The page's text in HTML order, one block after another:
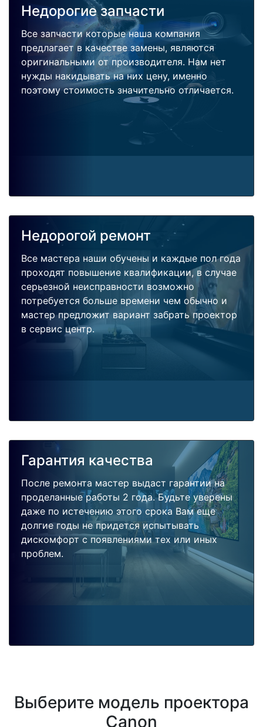
Недорогие запчасти
Все запчасти которые наша компания
предлагает в качестве замены, являются
оригинальными от производителя. Нам нет
нужды накидывать на них цену, именно
поэтому стоимость значительно отличается.
Недорогой ремонт
Все мастера наши обучены и каждые пол года
проходят повышение квалификации, в случае
серьезной неисправности возможно
потребуется больше времени чем обычно и
мастер предложит вариант забрать проектор
в сервис центр.
Гарантия качества
После ремонта мастер выдаст гарантии на
проделанные работы 2 года. Будьте уверены
даже по истечению этого срока Вам еще
долгие годы не придется испытывать
дискомфорт с появлениями тех или иных
проблем.
Выберите модель проектора
Canon